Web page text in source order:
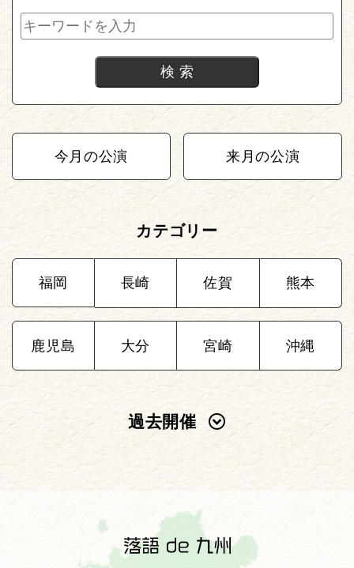
今月の公演 来月の公演
カテゴリー
福岡 長崎 佐賀 熊本
鹿児島 大分 宮崎 沖縄
過去開催
2022年